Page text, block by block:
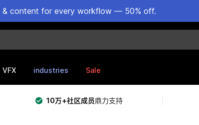
& content for every workflow — 50% off.
VFX industries Sale
10万+社区成员鼎力支持